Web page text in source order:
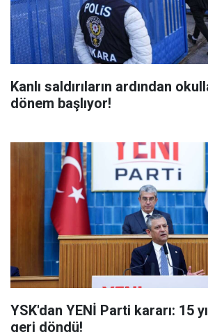
Kanlı saldırıların ardından
dönem başlıyor!
YSK'dan YENİ Parti kararı: 15
geri döndü!